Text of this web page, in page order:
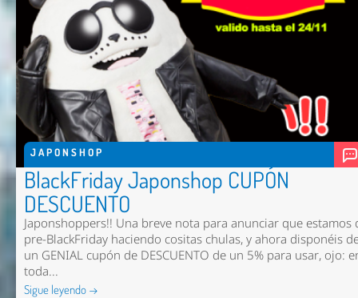
JAPONSHOP
BlackFriday Japonshop CUPÓN
DESCUENTO
Japonshoppers!! Una breve nota para anunciar que estamos
pre-BlackFriday haciendo cositas chulas, y ahora disponéis
un GENIAL cupón de DESCUENTO de un 5% para usar, ojo:
toda...
Sigue leyendo →